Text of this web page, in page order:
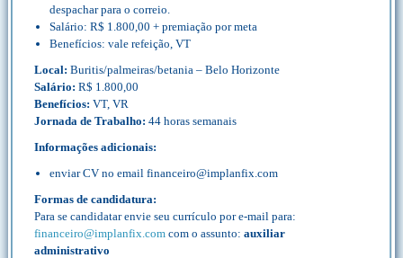
despachar para o correio.
Salário: R$ 1.800,00 + premiação por meta
Benefícios: vale refeição, VT
Local: Buritis/palmeiras/betania – Belo Horizonte
Salário: R$ 1.800,00
Benefícios: VT, VR
Jornada de Trabalho: 44 horas semanais
Informações adicionais:
enviar CV no email financeiro@implanfix.com
Formas de candidatura:
Para se candidatar envie seu currículo por e-mail para:
financeiro@implanfix.com com o assunto: auxiliar
administrativo